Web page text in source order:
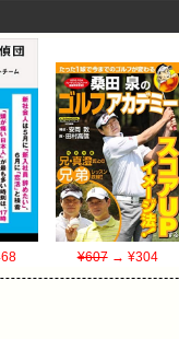
¥607→ ¥304